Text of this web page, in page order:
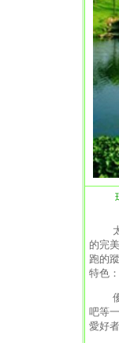
球
太陽
的完
跑的
特色
優質
吧等
愛好